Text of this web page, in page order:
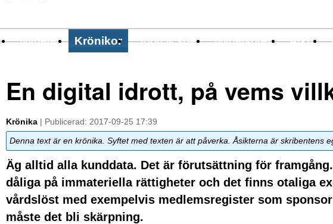
Nyheter Krönikor Sport & spel Nyhetsbrev Arkiv
En digital idrott, på vems
Krönika | Publicerad: 2017-09-25 17:39
Denna text är en krönika. Syftet med texten är att påverka. Åsikterna är skribentens
Äg alltid alla kunddata. Det är förutsättning för
dåliga på immateriella rättigheter och det finns otaliga
vårdslöst med exempelvis medlemsregister som
måste det bli skärpning.